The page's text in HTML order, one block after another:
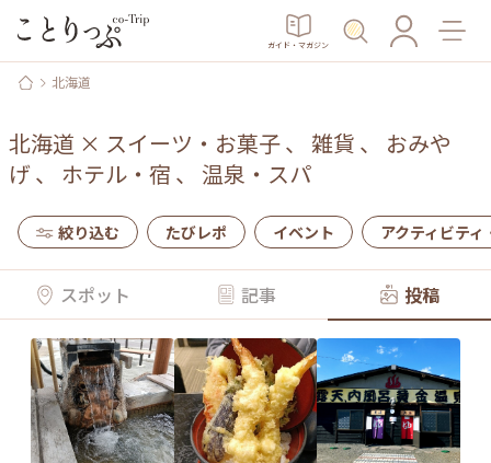
ガイド・マガジン
北海道
北海道 × スイーツ・お菓子、 雑貨 、 おみや
げ 、 ホテル・宿 、 温泉・スパ
絞り込む たびレポ イベント アクティビティ
スポット 記事 投稿